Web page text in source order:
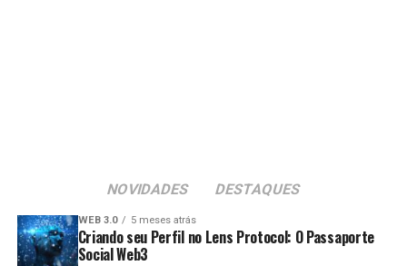
NOVIDADES DESTAQUES
WEB 3.0 5 meses atrás
Criando seu Perfil no Lens Protocol: O Passaporte
Social Web3